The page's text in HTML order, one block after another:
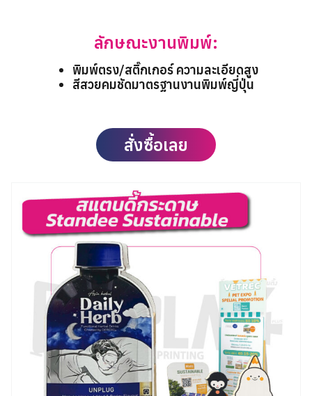
ลักษณะงานพิมพ์:
พิมพ์ตรง/สติ๊กเกอร์ ความละเอียดสูง
สีสวยคมชัดมาตรฐานงานพิมพ์ญี่ปุ่น
สั่งซื้อเลย